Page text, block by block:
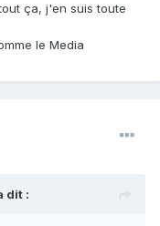
ça, j'en suis toute
le Media
dit :